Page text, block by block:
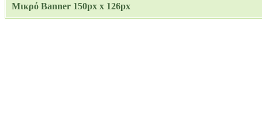
Μικρό Banner 150px x 126px